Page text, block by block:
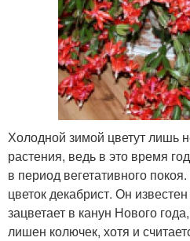
Холодной зимой цветут лишь
растения, ведь в это время
в период вегетативного
цветок декабрист. Он
зацветает в канун Нового
лишен колючек, хотя и